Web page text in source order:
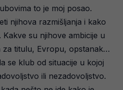
to je moj posao.
njihova razmišljanja i kako
su njihove ambicije u
za titulu, Evropu, opstanak…
se klub od situacije u kojoj
ili nezadovoljstvo.